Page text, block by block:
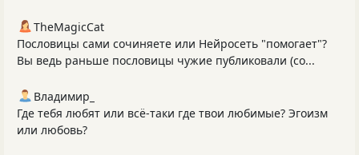
TheMagicCat
Пословицы сами сочиняете или Нейросеть "помогает"?
Вы ведь раньше пословицы чужие публиковали (со...
Владимир_
Где тебя любят или всё-таки где твои любимые? Эгоизм
или любовь?